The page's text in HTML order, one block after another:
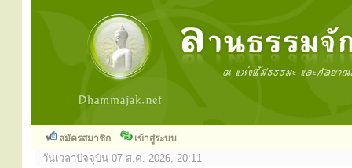
สมัครสมาชิก เข้าสู่ระบบ
วันเวลาปัจจุบัน 07 ส.ค. 2026, 20:11